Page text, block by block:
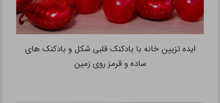
ایده تزیین خانه با بادکنک قلبی شکل و بادکنک های
ساده و قرمز روی زمین